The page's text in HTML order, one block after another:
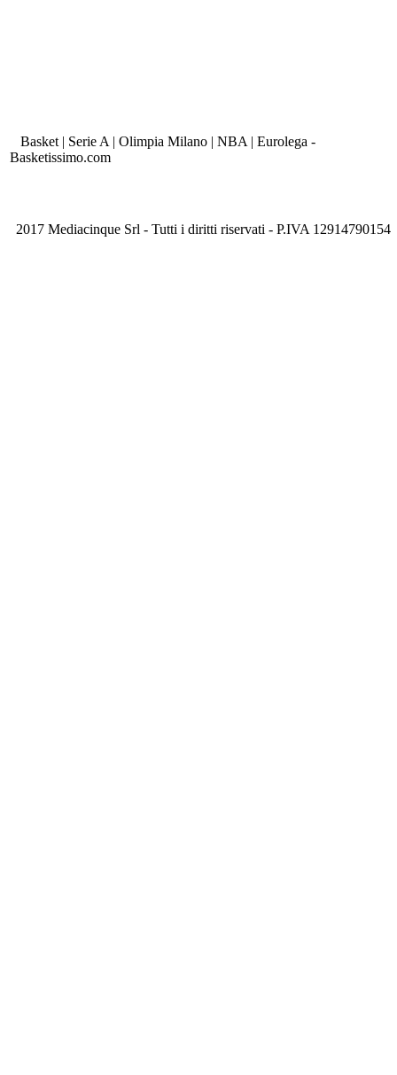
Basket | Serie A | Olimpia Milano | NBA | Eurolega -
Basketissimo.com
2017 Mediacinque Srl - Tutti i diritti riservati - P.IVA 12914790154